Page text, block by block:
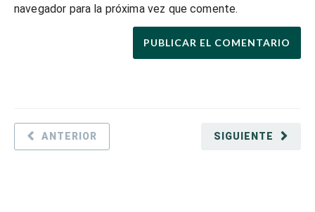
navegador para la próxima vez que comente.
SIGUIENTE
ANTERIOR